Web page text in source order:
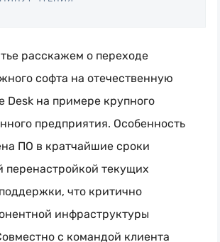
мониторинг
и
автоматизация
расскажем о переходе
софта на отечественную
Desk на примере крупного
предприятия. Особенность
ПО в кратчайшие сроки
перенастройкой текущих
, что критично
инфраструктуры
с командой клиента